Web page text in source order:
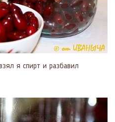
я спирт и разбавил